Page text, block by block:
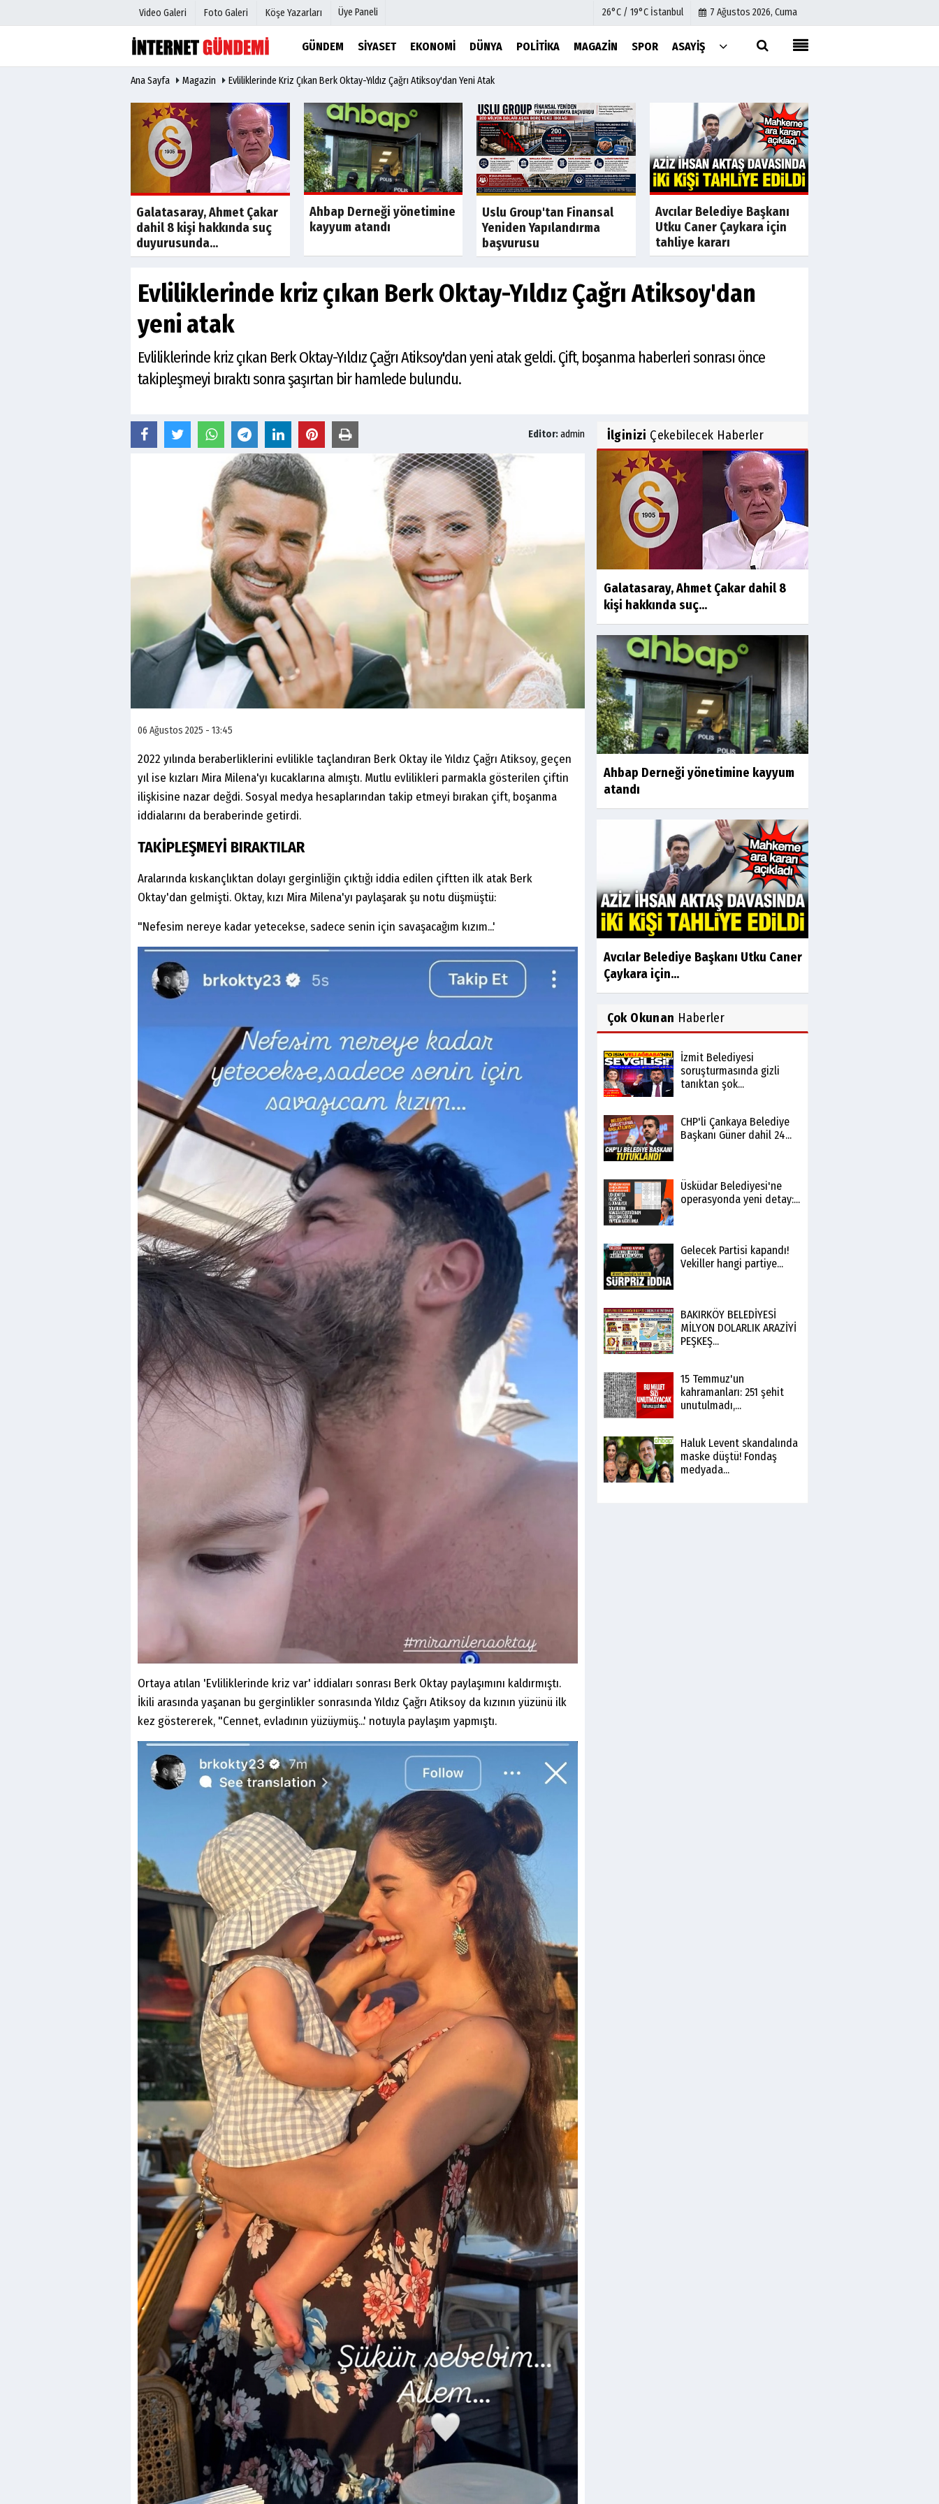
Video Galeri Foto Galeri Köşe Yazarları Üye Paneli 26°C / 19°C İstanbul 7 Ağustos 2026, Cuma
GÜNDEM SIYASET EKONOMI DÜNYA POLITIKA MAGAZIN SPOR ASAYIŞ
Hava Durumu
Gazete Manşetleri
Anketler
Biyografiler
Köşe Yazarları
Video Galeri
Foto Galeri
Etkinlikler
İletişim
Çerez Politikası
Gizlilik İlkeleri
Ana Sayfa Magazin Evliliklerinde Kriz Çıkan Berk Oktay-Yıldız Çağrı Atiksoy'dan Yeni Atak
Galatasaray, Ahmet Çakar
dahil 8 kişi hakkında suç
duyurusunda...
Ahbap Derneği yönetimine
kayyum atandı
Son Dakika
Uslu Group'tan Finansal
Yeniden Yapılandırma
başvurusu
Son Dakika
Avcılar Belediye Başkanı
Utku Caner Çaykara için
tahliye kararı
Evliliklerinde kriz çıkan Berk Oktay-Yıldız Çağrı Atiksoy'dan
yeni atak
Evliliklerinde kriz çıkan Berk Oktay-Yıldız Çağrı Atiksoy'dan yeni atak geldi. Çift, boşanma haberleri sonrası önce
takipleşmeyi bıraktı sonra şaşırtan bir hamlede bulundu.
Editor:admin
06 Ağustos 2025 - 13:45
2022 yılında beraberliklerini evlilikle taçlandıran Berk Oktay ile Yıldız Çağrı Atiksoy, geçen
yıl ise kızları Mira Milena'yı kucaklarına almıştı. Mutlu evlilikleri parmakla gösterilen çiftin
ilişkisine nazar değdi. Sosyal medya hesaplarından takip etmeyi bırakan çift, boşanma
iddialarını da beraberinde getirdi.
TAKİPLEŞMEYİ BIRAKTILAR
Aralarında kıskançlıktan dolayı gerginliğin çıktığı iddia edilen çiftten ilk atak Berk
Oktay'dan gelmişti. Oktay, kızı Mira Milena'yı paylaşarak şu notu düşmüştü:
"Nefesim nereye kadar yetecekse, sadece senin için savaşacağım kızım...'
Ortaya atılan 'Evliliklerinde kriz var' iddiaları sonrası Berk Oktay paylaşımını kaldırmıştı.
İkili arasında yaşanan bu gerginlikler sonrasında Yıldız Çağrı Atiksoy da kızının yüzünü ilk
kez göstererek, "Cennet, evladının yüzüymüş...' notuyla paylaşım yapmıştı.
İlginizi Çekebilecek Haberler
Galatasaray, Ahmet Çakar dahil 8
kişi hakkında suç...
Ahbap Derneği yönetimine kayyum
atandı
Avcılar Belediye Başkanı Utku Caner
Çaykara için...
Çok Okunan Haberler
İzmit Belediyesi
soruşturmasında gizli
tanıktan şok...
CHP'li Çankaya Belediye
Başkanı Güner dahil 24...
Üsküdar Belediyesi'ne
operasyonda yeni detay:...
Gelecek Partisi kapandı!
Vekiller hangi partiye...
BAKIRKÖY BELEDİYESİ
MİLYON DOLARLIK ARAZİYİ
PEŞKEŞ...
15 Temmuz'un
kahramanları: 251 şehit
unutulmadı,...
Haluk Levent skandalında
maske düştü! Fondaş
medyada...